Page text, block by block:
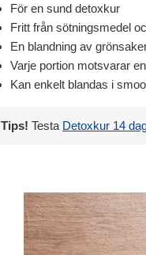
För en sund detoxkur
Fritt från sötningsmedel
En blandning av
Varje portion motsvarar
Kan enkelt blandas i
Tips! Testa Detoxkur 14